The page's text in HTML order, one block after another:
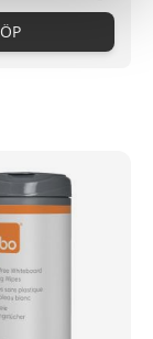
annan
och
med annan
de har